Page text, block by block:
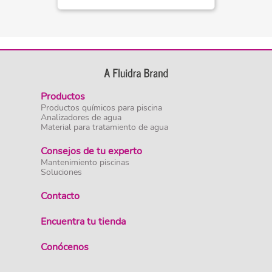
Productos
Productos químicos para piscina
Analizadores de agua
Material para tratamiento de agua
Consejos de tu experto
Mantenimiento piscinas
Soluciones
Contacto
Encuentra tu tienda
Conócenos